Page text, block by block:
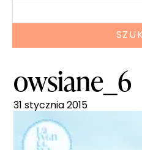
owsiane_6
31 stycznia 2015